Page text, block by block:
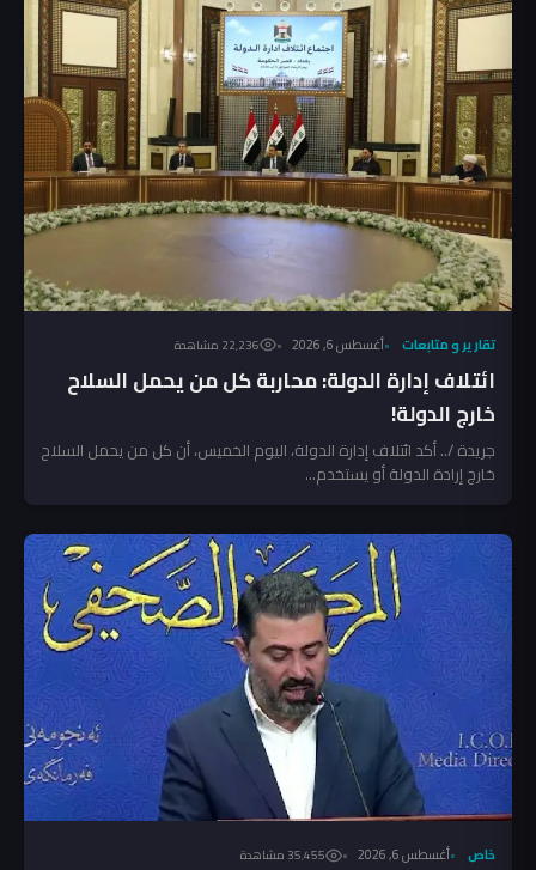
تقارير و متابعات أغسطس 6, 2026 22٬236 مشاهدة
ائتلاف إدارة الدولة: محاربة كل من يحمل السلاح
خارج الدولة!
جريدة /.. أكد ائتلاف إدارة الدولة، اليوم الخميس، أن كل من يحمل السلاح
خارج إرادة الدولة أو يستخدم...
خاص أغسطس 6, 2026 35٬455 مشاهدة